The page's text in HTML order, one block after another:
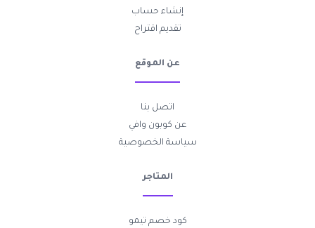
إنشاء حساب
تقديم اقتراح
عن الموقع
اتصل بنا
عن كوبون وافي
سياسة الخصوصية
المتاجر
كود خصم تيمو